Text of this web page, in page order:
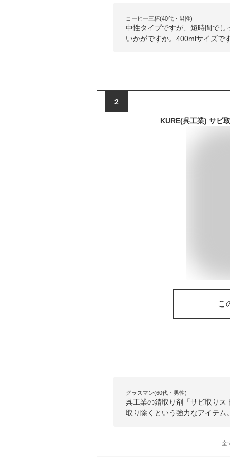
コーヒー三杯(40代・男性)
中性タイプですが、短時間で
いかがですか。400mlサイズで
2
こ
グラスマン(60代・男性)
呉工業の錆取り剤「サビ取り
取り除くという強力なアイテ
全